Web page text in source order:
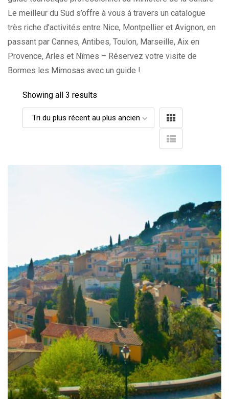
Le meilleur du Sud s’offre à vous à travers un catalogue
très riche d’activités entre Nice, Montpellier et Avignon, en
passant par Cannes, Antibes, Toulon, Marseille, Aix en
Provence, Arles et Nîmes – Réservez votre visite de
Bormes les Mimosas avec un guide !
Showing all 3 results